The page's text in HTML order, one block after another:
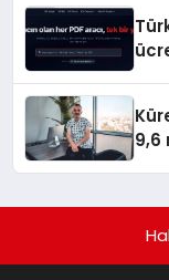
9,6